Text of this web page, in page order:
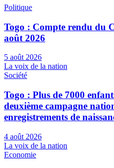
Politique
Togo : Compte rendu du
août 2026
5 août 2026
La voix de la nation
Société
Togo : Plus de 7000
deuxième campagne
enregistrements de
4 août 2026
La voix de la nation
Economie